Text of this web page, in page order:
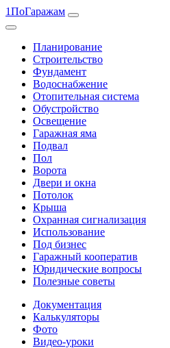
1ПоГаражам
Планирование
Строительство
Фундамент
Водоснабжение
Отопительная система
Обустройство
Освещение
Гаражная яма
Подвал
Пол
Ворота
Двери и окна
Потолок
Крыша
Охранная сигнализация
Использование
Под бизнес
Гаражный кооператив
Юридические вопросы
Полезные советы
Документация
Калькуляторы
Фото
Видео-уроки